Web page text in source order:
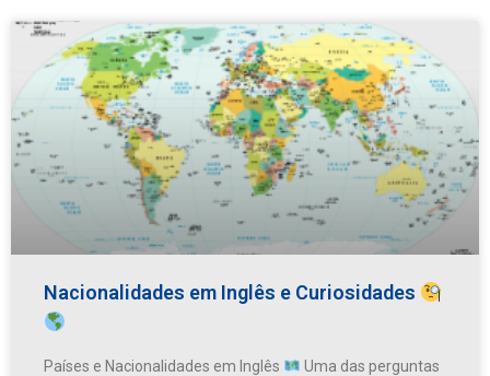
Nacionalidades em Inglês e Curiosidades
Países e Nacionalidades em Inglês
Uma das perguntas